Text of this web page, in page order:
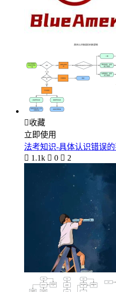
收藏
立即使用
法考知识-具体认识错误
 1.1k  0  2